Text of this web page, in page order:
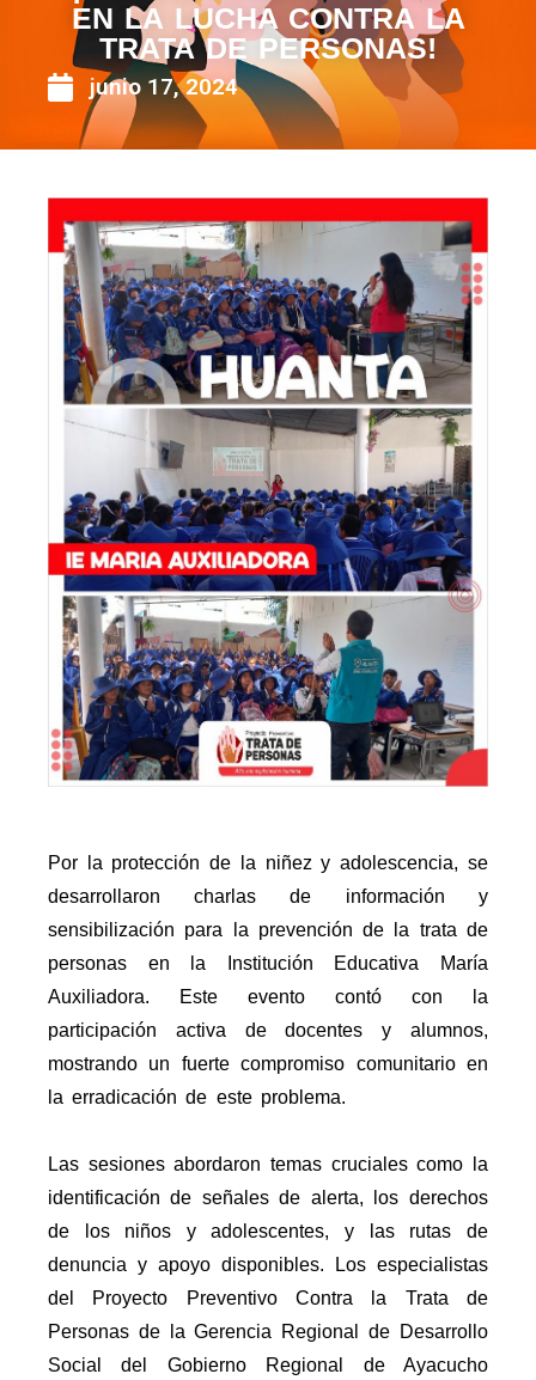
EN LA LUCHA CONTRA LA
TRATA DE PERSONAS!
junio 17, 2024
Por la protección de la niñez y adolescencia, se
desarrollaron charlas de información y
sensibilización para la prevención de la trata de
personas en la Institución Educativa María
Auxiliadora. Este evento contó con la
participación activa de docentes y alumnos,
mostrando un fuerte compromiso comunitario en
la erradicación de este problema.
Las sesiones abordaron temas cruciales como la
identificación de señales de alerta, los derechos
de los niños y adolescentes, y las rutas de
denuncia y apoyo disponibles. Los especialistas
del Proyecto Preventivo Contra la Trata de
Personas de la Gerencia Regional de Desarrollo
Social del Gobierno Regional de Ayacucho